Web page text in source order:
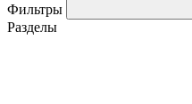
Фильтры
Разделы